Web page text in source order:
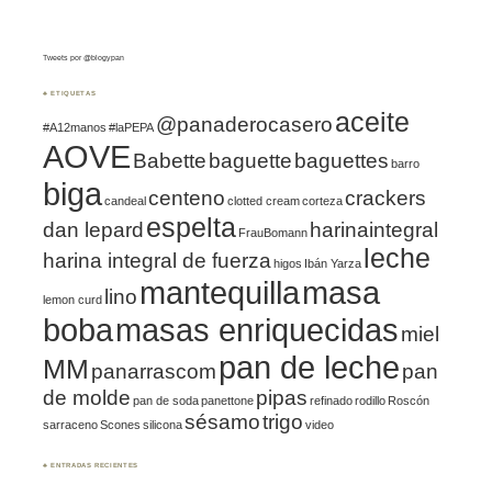
Tweets por @blogypan
♣ ETIQUETAS
#A12manos #laPEPA @panaderocaseroaceite
AOVEBabette baguette baguettes barro
bigacandealcenteno clotted creamcortezacrackers
dan lepard espelta FrauBomann harinaintegral
harina integral de fuerza higos Ibán Yarza leche
lemon curd lino mantequillamasa
bobamasas enriquecidasmiel
MM panarrascom pan de lechepan
de molde pan de sodapanettone pipas refinadorodillo Roscón
sarracenoScones siliconasésamotrigo video
♣ ENTRADAS RECIENTES